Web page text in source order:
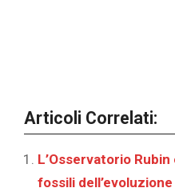
Articoli Correlati:
L’Osservatorio
fossili